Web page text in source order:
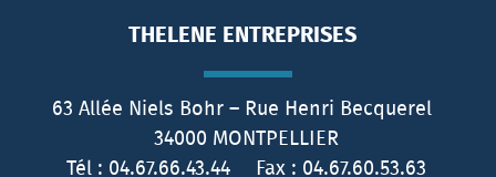
THELENE ENTREPRISES
63 Allée Niels Bohr – Rue Henri Becquerel
34000 MONTPELLIER
Tél : 04.67.66.43.44 Fax : 04.67.60.53.63